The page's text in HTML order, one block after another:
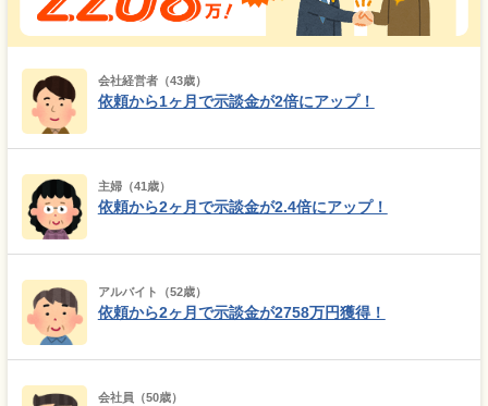
会社経営者（43歳）
依頼から1ヶ月で示談金が2倍にアップ！
主婦（41歳）
依頼から2ヶ月で示談金が2.4倍にアップ！
アルバイト（52歳）
依頼から2ヶ月で示談金が2758万円獲得！
会社員（50歳）